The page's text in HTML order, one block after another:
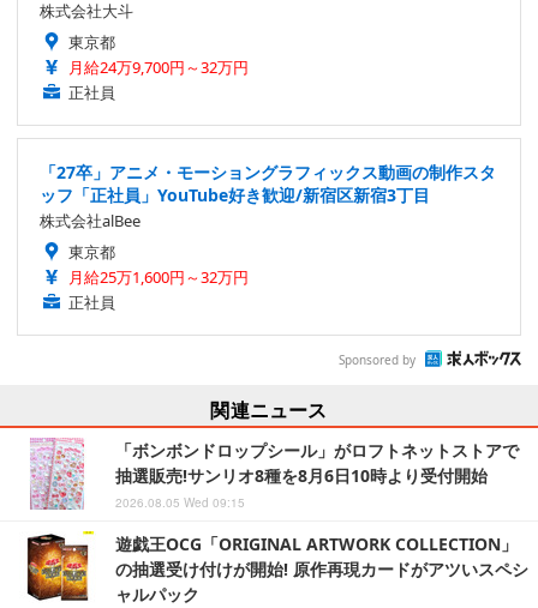
株式会社大斗
東京都
月給24万9,700円～32万円
正社員
「27卒」アニメ・モーショングラフィックス動画の制作スタ
ッフ「正社員」YouTube好き歓迎/新宿区新宿3丁目
株式会社alBee
東京都
月給25万1,600円～32万円
正社員
Sponsored by
関連ニュース
「ボンボンドロップシール」がロフトネットストアで
抽選販売!サンリオ8種を8月6日10時より受付開始
2026.08.05 Wed 09:15
遊戯王OCG「ORIGINAL ARTWORK COLLECTION」
の抽選受け付けが開始! 原作再現カードがアツいスペシ
ャルパック